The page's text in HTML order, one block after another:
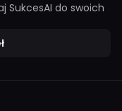
SukcesAI do swoich